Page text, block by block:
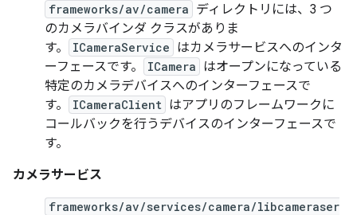
frameworks/av/camera ディレクトリには、3 つ
のカメラバインダ クラスがありま
す。
ICameraService はカメラサービスへのインタ
ーフェースです。
ICamera はオープンになっている
特定のカメラデバイスへのインターフェースで
す。
ICameraClient はアプリのフレームワークに
コールバックを行うデバイスのインターフェースで
す。
カメラサービス
frameworks/av/services/camera/libcameraser